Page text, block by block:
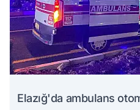
Elazığ'da ambulans